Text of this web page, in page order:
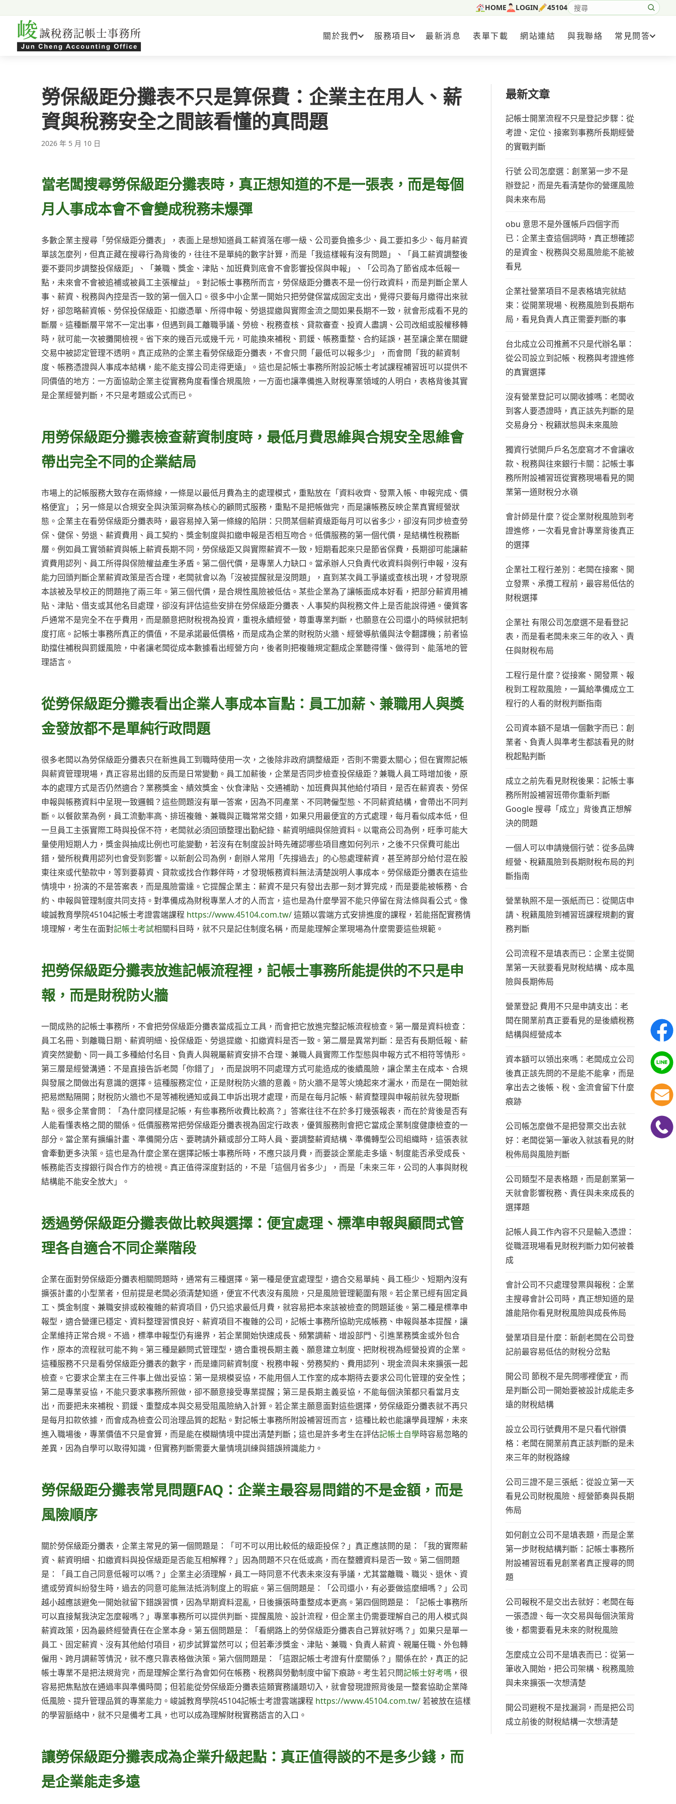
HOME LOGIN 45104
搜尋網站內容
關於我們
服務項目 最新消息 表單下載 網站連結 與我聯絡 常見問答
勞保級距分攤表不只是算保費：企業主在用人、薪
資與稅務安全之間該看懂的真問題
2026 年 5 月 10 日
當老闆搜尋勞保級距分攤表時，真正想知道的不是一張表，而是每個
月人事成本會不會變成稅務未爆彈
多數企業主搜尋「勞保級距分攤表」，表面上是想知道員工薪資落在哪一級、公司要負擔多少、員工要扣多少、每月薪資
單該怎麼列，但真正藏在搜尋行為背後的，往往不是單純的數字計算，而是「我這樣報有沒有問題」、「員工薪資調整後
要不要同步調整投保級距」、「兼職、獎金、津貼、加班費到底會不會影響投保與申報」、「公司為了節省成本低報一
點，未來會不會被追補或被員工主張權益」。對記帳士事務所而言，勞保級距分攤表不是一份行政資料，而是判斷企業人
事、薪資、稅務與內控是否一致的第一個入口。很多中小企業一開始只把勞健保當成固定支出，覺得只要每月繳得出來就
好，卻忽略薪資帳、勞保投保級距、扣繳憑單、所得申報、勞退提繳與實際金流之間如果長期不一致，就會形成看不見的
斷層。這種斷層平常不一定出事，但遇到員工離職爭議、勞檢、稅務查核、貸款審查、投資人盡調、公司改組或股權移轉
時，就可能一次被攤開檢視。省下來的幾百元或幾千元，可能換來補稅、罰鍰、帳務重整、合約延誤，甚至讓企業在關鍵
交易中被認定管理不透明。真正成熟的企業主看勞保級距分攤表，不會只問「最低可以報多少」，而會問「我的薪資制
度、帳務憑證與人事成本結構，能不能支撐公司走得更遠」。這也是記帳士事務所附設記帳士考試課程補習班可以提供不
同價值的地方：一方面協助企業主從實務角度看懂合規風險，一方面也讓準備進入財稅專業領域的人明白，表格背後其實
是企業經營判斷，不只是考題或公式而已。
用勞保級距分攤表檢查薪資制度時，最低月費思維與合規安全思維會
帶出完全不同的企業結局
市場上的記帳服務大致存在兩條線，一條是以最低月費為主的處理模式，重點放在「資料收齊、發票入帳、申報完成、價
格便宜」；另一條是以合規安全與決策洞察為核心的顧問式服務，重點不是把帳做完，而是讓帳務反映企業真實經營狀
態。企業主在看勞保級距分攤表時，最容易掉入第一條線的陷阱：只問某個薪資級距每月可以省多少，卻沒有同步檢查勞
保、健保、勞退、薪資費用、員工契約、獎金制度與扣繳申報是否相互吻合。低價服務的第一個代價，是結構性稅務斷
層。例如員工實領薪資與帳上薪資長期不同，勞保級距又與實際薪資不一致，短期看起來只是節省保費，長期卻可能讓薪
資費用認列、員工所得與保險權益產生矛盾。第二個代價，是專業人力缺口。當承辦人只負責代收資料與例行申報，沒有
能力回頭判斷企業薪資政策是否合理，老闆就會以為「沒被提醒就是沒問題」，直到某次員工爭議或查核出現，才發現原
本該被及早校正的問題拖了兩三年。第三個代價，是合規性風險被低估。某些企業為了讓帳面成本好看，把部分薪資用補
貼、津貼、借支或其他名目處理，卻沒有評估這些安排在勞保級距分攤表、人事契約與稅務文件上是否能說得通。優質客
戶通常不是完全不在乎費用，而是願意把財稅視為投資，重視永續經營，尊重專業判斷，也願意在公司還小的時候就把制
度打底。記帳士事務所真正的價值，不是承諾最低價格，而是成為企業的財稅防火牆、經營導航儀與法令翻譯機；前者協
助擋住補稅與罰鍰風險，中者讓老闆從成本數據看出經營方向，後者則把複雜規定翻成企業聽得懂、做得到、能落地的管
理語言。
從勞保級距分攤表看出企業人事成本盲點：員工加薪、兼職用人與獎
金發放都不是單純行政問題
很多老闆以為勞保級距分攤表只在新進員工到職時使用一次，之後除非政府調整級距，否則不需要太關心；但在實際記帳
與薪資管理現場，真正容易出錯的反而是日常變動。員工加薪後，企業是否同步檢查投保級距？兼職人員工時增加後，原
本的處理方式是否仍然適合？業務獎金、績效獎金、伙食津貼、交通補助、加班費與其他給付項目，是否在薪資表、勞保
申報與帳務資料中呈現一致邏輯？這些問題沒有單一答案，因為不同產業、不同聘僱型態、不同薪資結構，會帶出不同判
斷。以餐飲業為例，員工流動率高、排班複雜、兼職與正職常常交錯，如果只用最便宜的方式處理，每月看似成本低，但
一旦員工主張實際工時與投保不符，老闆就必須回頭整理出勤紀錄、薪資明細與保險資料。以電商公司為例，旺季可能大
量使用短期人力，獎金與抽成比例也可能變動，若沒有在制度設計時先確認哪些項目應如何列示，之後不只保費可能出
錯，營所稅費用認列也會受到影響。以新創公司為例，創辦人常用「先撐過去」的心態處理薪資，甚至將部分給付混在股
東往來或代墊款中，等到要募資、貸款或找合作夥伴時，才發現帳務資料無法清楚說明人事成本。勞保級距分攤表在這些
情境中，扮演的不是答案表，而是風險雷達。它提醒企業主：薪資不是只有發出去那一刻才算完成，而是要能被帳務、合
約、申報與管理制度共同支持。對準備成為財稅專業人才的人而言，這也是為什麼學習不能只停留在背法條與看公式。像
峻誠教育學院45104記帳士考證雲端課程 https://www.45104.com.tw/這類以雲端方式安排進度的課程，若能搭配實務情
境理解，考生在面對記帳士考試相關科目時，就不只是記住制度名稱，而是能理解企業現場為什麼需要這些規範。
把勞保級距分攤表放進記帳流程裡，記帳士事務所能提供的不只是申
報，而是財稅防火牆
一間成熟的記帳士事務所，不會把勞保級距分攤表當成孤立工具，而會把它放進完整記帳流程檢查。第一層是資料檢查：
員工名冊、到離職日期、薪資明細、投保級距、勞退提繳、扣繳資料是否一致。第二層是異常判斷：是否有長期低報、薪
資突然變動、同一員工多種給付名目、負責人與親屬薪資安排不合理、兼職人員實際工作型態與申報方式不相符等情形。
第三層是經營溝通：不是直接告訴老闆「你錯了」，而是說明不同處理方式可能造成的後續風險，讓企業主在成本、合規
與發展之間做出有意識的選擇。這種服務定位，正是財稅防火牆的意義。防火牆不是等火燒起來才灑水，而是在一開始就
把易燃點隔開；財稅防火牆也不是等補稅通知或員工申訴出現才處理，而是在每月記帳、薪資整理與申報前就先發現斷
點。很多企業會問：「為什麼同樣是記帳，有些事務所收費比較高？」答案往往不在於多打幾張報表，而在於背後是否有
人能看懂表格之間的關係。低價服務常把勞保級距分攤表視為固定行政表，優質服務則會把它當成企業制度健康檢查的一
部分。當企業有擴編計畫、準備開分店、要聘請外籍或部分工時人員、要調整薪資結構、準備轉型公司組織時，這張表就
會牽動更多決策。這也是為什麼企業在選擇記帳士事務所時，不應只談月費，而要談企業能走多遠、制度能否承受成長、
帳務能否支撐銀行與合作方的檢視。真正值得深度對話的，不是「這個月省多少」，而是「未來三年，公司的人事與財稅
結構能不能安全放大」。
透過勞保級距分攤表做比較與選擇：便宜處理、標準申報與顧問式管
理各自適合不同企業階段
企業在面對勞保級距分攤表相關問題時，通常有三種選擇。第一種是便宜處理型，適合交易單純、員工極少、短期內沒有
擴張計畫的小型業者，但前提是老闆必須清楚知道，便宜不代表沒有風險，只是風險管理範圍有限。若企業已經有固定員
工、獎金制度、兼職安排或較複雜的薪資項目，仍只追求最低月費，就容易把本來該被檢查的問題延後。第二種是標準申
報型，適合營運已穩定、資料整理習慣良好、薪資項目不複雜的公司，記帳士事務所協助完成帳務、申報與基本提醒，讓
企業維持正常合規。不過，標準申報型仍有邊界，若企業開始快速成長、頻繁調薪、增設部門、引進業務獎金或外包合
作，原本的流程就可能不夠。第三種是顧問式管理型，適合重視長期主義、願意建立制度、把財稅視為經營投資的企業。
這種服務不只是看勞保級距分攤表的數字，而是連同薪資制度、稅務申報、勞務契約、費用認列、現金流與未來擴張一起
檢查。它要求企業主在三件事上做出妥協：第一是規模妥協，不能用個人工作室的成本期待去要求公司化管理的安全性；
第二是專業妥協，不能只要求事務所照做，卻不願意接受專業提醒；第三是長期主義妥協，不能每個決策都只看當月支
出，而要把未來補稅、罰鍰、重整成本與交易受阻風險納入計算。若企業主願意面對這些選擇，勞保級距分攤表就不再只
是每月扣款依據，而會成為檢查公司治理品質的起點。對記帳士事務所附設補習班而言，這種比較也能讓學員理解，未來
進入職場後，專業價值不只是會算，而是能在模糊情境中提出清楚判斷；這也是許多考生在評估記帳士自學時容易忽略的
差異，因為自學可以取得知識，但實務判斷需要大量情境訓練與錯誤辨識能力。
勞保級距分攤表常見問題FAQ：企業主最容易問錯的不是金額，而是
風險順序
關於勞保級距分攤表，企業主常見的第一個問題是：「可不可以用比較低的級距投保？」真正應該問的是：「我的實際薪
資、薪資明細、扣繳資料與投保級距是否能互相解釋？」因為問題不只在低或高，而在整體資料是否一致。第二個問題
是：「員工自己同意低報可以嗎？」企業主必須理解，員工一時同意不代表未來沒有爭議，尤其當離職、職災、退休、資
遣或勞資糾紛發生時，過去的同意可能無法抵消制度上的瑕疵。第三個問題是：「公司還小，有必要做這麼細嗎？」公司
越小越應該避免一開始就留下錯誤習慣，因為早期資料混亂，日後擴張時重整成本更高。第四個問題是：「記帳士事務所
可以直接幫我決定怎麼報嗎？」專業事務所可以提供判斷、提醒風險、設計流程，但企業主仍需要理解自己的用人模式與
薪資政策，因為最終經營責任在企業本身。第五個問題是：「看網路上的勞保級距分攤表自己算就好嗎？」如果只是單一
員工、固定薪資、沒有其他給付項目，初步試算當然可以；但若牽涉獎金、津貼、兼職、負責人薪資、親屬任職、外包轉
僱用、跨月調薪等情況，就不應只靠表格做決策。第六個問題是：「這跟記帳士考證有什麼關係？」關係在於，真正的記
帳士專業不是把法規背完，而是理解企業行為會如何在帳務、稅務與勞動制度中留下痕跡。考生若只問記帳士好考嗎 ，很
容易把焦點放在通過率與準備時間；但若能從勞保級距分攤表這類實務議題切入，就會發現證照背後是一整套協助企業降
低風險、提升管理品質的專業能力。峻誠教育學院45104記帳士考證雲端課程 https://www.45104.com.tw/若被放在這樣
的學習脈絡中，就不只是備考工具，也可以成為理解財稅實務語言的入口。
讓勞保級距分攤表成為企業升級起點：真正值得談的不是多少錢，而
是企業能走多遠
最新文章
記帳士開業流程不只是登記步驟：從
考證、定位、接案到事務所長期經營
的實戰判斷
行號 公司怎麼選：創業第一步不是
辦登記，而是先看清楚你的營運風險
與未來布局
obu 意思不是外匯帳戶四個字而
已：企業主查這個詞時，真正想確認
的是資金、稅務與交易風險能不能被
看見
企業社營業項目不是表格填完就結
束：從開業現場、稅務風險到長期布
局，看見負責人真正需要判斷的事
台北成立公司推薦不只是代辦名單：
從公司設立到記帳、稅務與考證進修
的真實選擇
沒有營業登記可以開收據嗎：老闆收
到客人要憑證時，真正該先判斷的是
交易身分、稅籍狀態與未來風險
獨資行號開戶戶名怎麼寫才不會讓收
款、稅務與往來銀行卡關：記帳士事
務所附設補習班從實務現場看見的開
業第一道財稅分水嶺
會計師是什麼？從企業財稅風險到考
證進修，一次看見會計專業背後真正
的選擇
企業社工程行差別：老闆在接案、開
立發票、承攬工程前，最容易低估的
財稅選擇
企業社 有限公司怎麼選不是看登記
表，而是看老闆未來三年的收入、責
任與財稅布局
工程行是什麼？從接案、開發票、報
稅到工程款風險，一篇給準備成立工
程行的人看的財稅判斷指南
公司資本額不是填一個數字而已：創
業者、負責人與準考生都該看見的財
稅起點判斷
成立之前先看見財稅後果：記帳士事
務所附設補習班帶你重新判斷
Google 搜尋「成立」背後真正想解
決的問題
一個人可以申請幾個行號：從多品牌
經營、稅籍風險到長期財稅布局的判
斷指南
營業執照不是一張紙而已：從開店申
請、稅籍風險到補習班課程規劃的實
務判斷
公司流程不是填表而已：企業主從開
業第一天就要看見財稅結構、成本風
險與長期佈局
營業登記 費用不只是申請支出：老
闆在開業前真正要看見的是後續稅務
結構與經營成本
資本額可以領出來嗎：老闆成立公司
後真正該先問的不是能不能拿，而是
拿出去之後帳、稅、金流會留下什麼
痕跡
公司帳怎麼做不是把發票交出去就
好：老闆從第一筆收入就該看見的財
稅佈局與風險判斷
公司類型不是表格題，而是創業第一
天就會影響稅務、責任與未來成長的
選擇題
記帳人員工作內容不只是輸入憑證：
從職涯現場看見財稅判斷力如何被養
成
會計公司不只處理發票與報稅：企業
主搜尋會計公司時，真正想知道的是
誰能陪你看見財稅風險與成長佈局
營業項目是什麼：新創老闆在公司登
記前最容易低估的財稅分岔點
開公司 節稅不是先問哪裡便宜，而
是判斷公司一開始要被設計成能走多
遠的財稅結構
設立公司行號費用不是只看代辦價
格：老闆在開業前真正該判斷的是未
來三年的財稅路線
公司三證不是三張紙：從設立第一天
看見公司財稅風險、經營節奏與長期
佈局
如何創立公司不是填表題，而是企業
第一步財稅結構判斷：記帳士事務所
附設補習班看見創業者真正搜尋的問
題
公司報稅不是交出去就好：老闆在每
一張憑證、每一次交易與每個決策背
後，都需要看見未來的財稅風險
怎麼成立公司不是填表而已：從第一
筆收入開始，把公司架構、稅務風險
與未來擴張一次想清楚
開公司避稅不是找漏洞，而是把公司
成立前後的財稅結構一次想清楚